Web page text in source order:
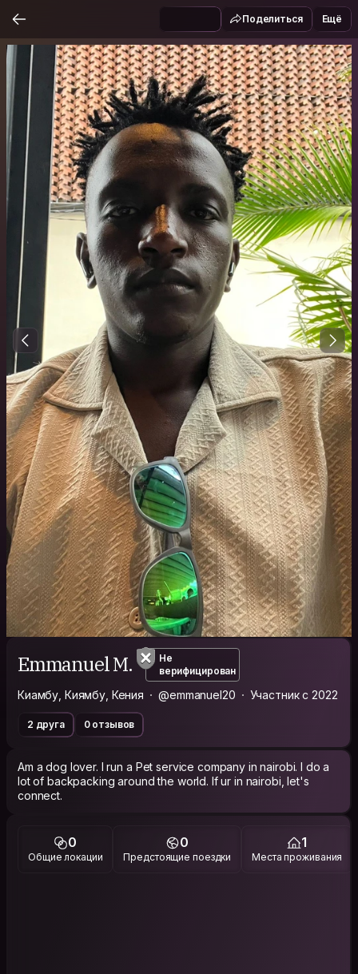
Поделиться Ещё
Emmanuel M.
Не
верифицирован
Киамбу, Киямбу, Кения @emmanuel20 Участник с 2022
2 друга 0 отзывов
Am a dog lover. I run a Pet service company in nairobi. I do a
lot of backpacking around the world. If ur in nairobi, let's
connect.
0
Общие локации
0
Предстоящие поездки
1
Места проживания